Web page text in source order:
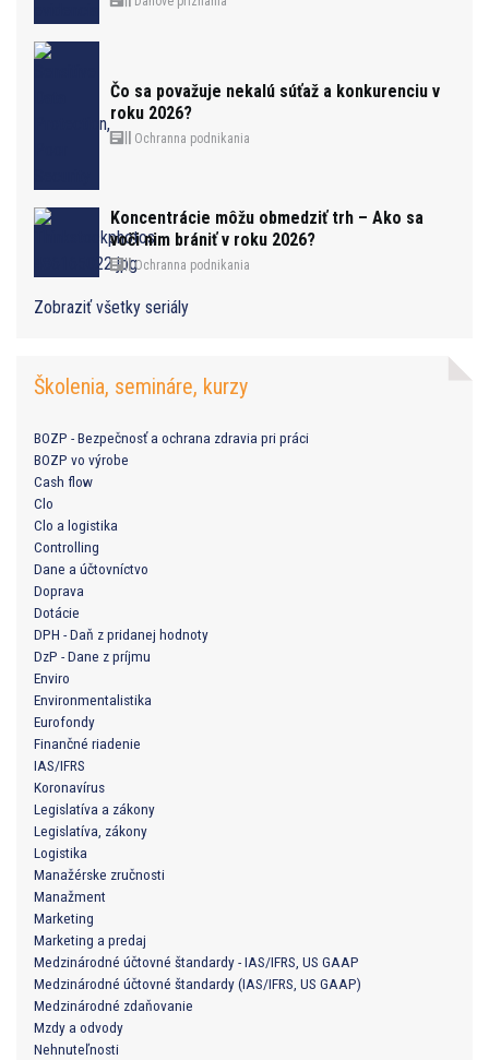
Čo sa považuje nekalú súťaž a konkurenciu v
roku 2026?
Ochranna podnikania
Koncentrácie môžu obmedziť trh – Ako sa
voči nim brániť v roku 2026?
Ochranna podnikania
Zobraziť všetky seriály
Školenia, semináre, kurzy
BOZP - Bezpečnosť a ochrana zdravia pri práci
BOZP vo výrobe
Cash flow
Clo
Clo a logistika
Controlling
Dane a účtovníctvo
Doprava
Dotácie
DPH - Daň z pridanej hodnoty
DzP - Dane z príjmu
Enviro
Environmentalistika
Eurofondy
Finančné riadenie
IAS/IFRS
Koronavírus
Legislatíva a zákony
Legislatíva, zákony
Logistika
Manažérske zručnosti
Manažment
Marketing
Marketing a predaj
Medzinárodné účtovné štandardy - IAS/IFRS, US GAAP
Medzinárodné účtovné štandardy (IAS/IFRS, US GAAP)
Medzinárodné zdaňovanie
Mzdy a odvody
Nehnuteľnosti